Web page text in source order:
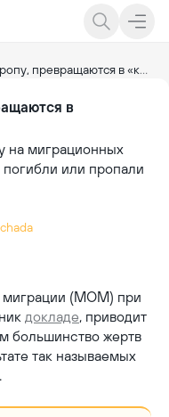
превращаются в «кладбище»
в
на миграционных
или пропали
миграции (МОМ) при
докладе, приводит
большинство жертв
так называемых